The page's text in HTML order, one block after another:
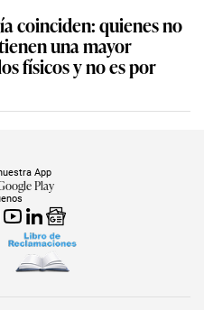
coinciden: quienes no
una mayor
físicos y no es por
App
Play